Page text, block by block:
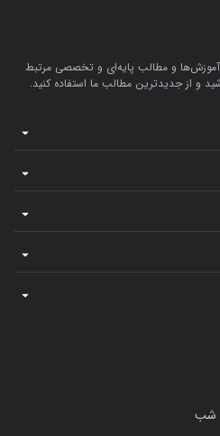
آموزش‌ها و مطالب پایه‌ای و تخصصی مرتبط
و از جدیدترین مطالب ما استفاده کنید.